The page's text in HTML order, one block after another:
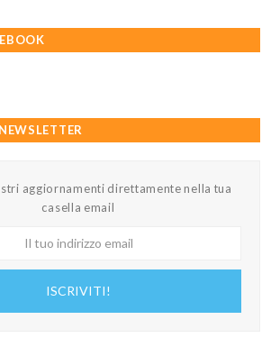
aggiornamenti direttamente nella tua
casella email
ISCRIVITI!